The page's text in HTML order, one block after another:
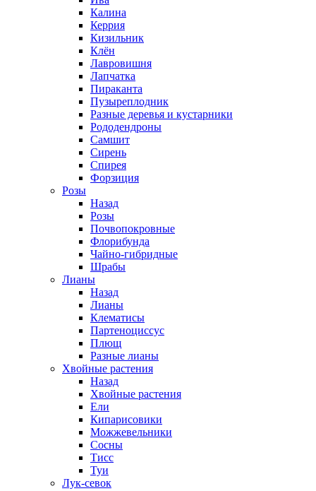
Калина
Керрия
Кизильник
Клён
Лавровишня
Лапчатка
Пираканта
Пузыреплодник
Разные деревья и кустарники
Рододендроны
Самшит
Сирень
Спирея
Форзиция
Розы
Назад
Розы
Почвопокровные
Флорибунда
Чайно-гибридные
Шрабы
Лианы
Назад
Лианы
Клематисы
Партеноциссус
Плющ
Разные лианы
Хвойные растения
Назад
Хвойные растения
Ели
Кипарисовики
Можжевельники
Сосны
Тисс
Туи
Лук-севок